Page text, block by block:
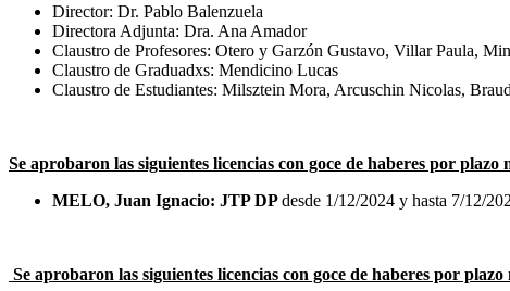
Director: Dr. Pablo Balenzuela
Directora Adjunta: Dra. Ana Amador
Claustro de Profesores: Otero y Garzón Gustavo, Villar Paula,
Claustro de Graduadxs: Mendicino Lucas
Claustro de Estudiantes: Milsztein Mora, Arcuschin Nicolas,
Se aprobaron las siguientes licencias con goce de haberes por plazo
MELO, Juan Ignacio: JTP DPdesde 1/12/2024 y hasta 7/12/
Se aprobaron las siguientes licencias con goce de haberes por